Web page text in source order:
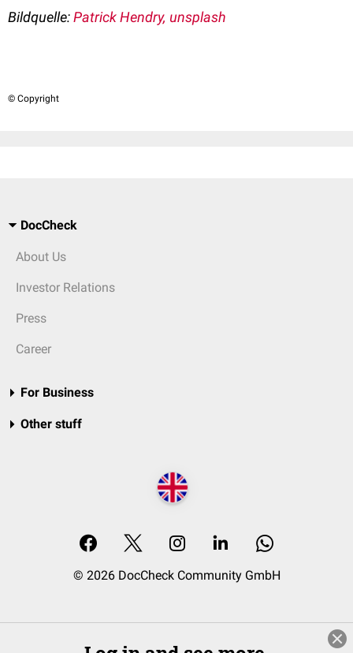
Bildquelle:Patrick Hendry, unsplash
© Copyright
DocCheck
About Us
Investor Relations
Press
Career
For Business
Other stuff
© 2026 DocCheck Community GmbH